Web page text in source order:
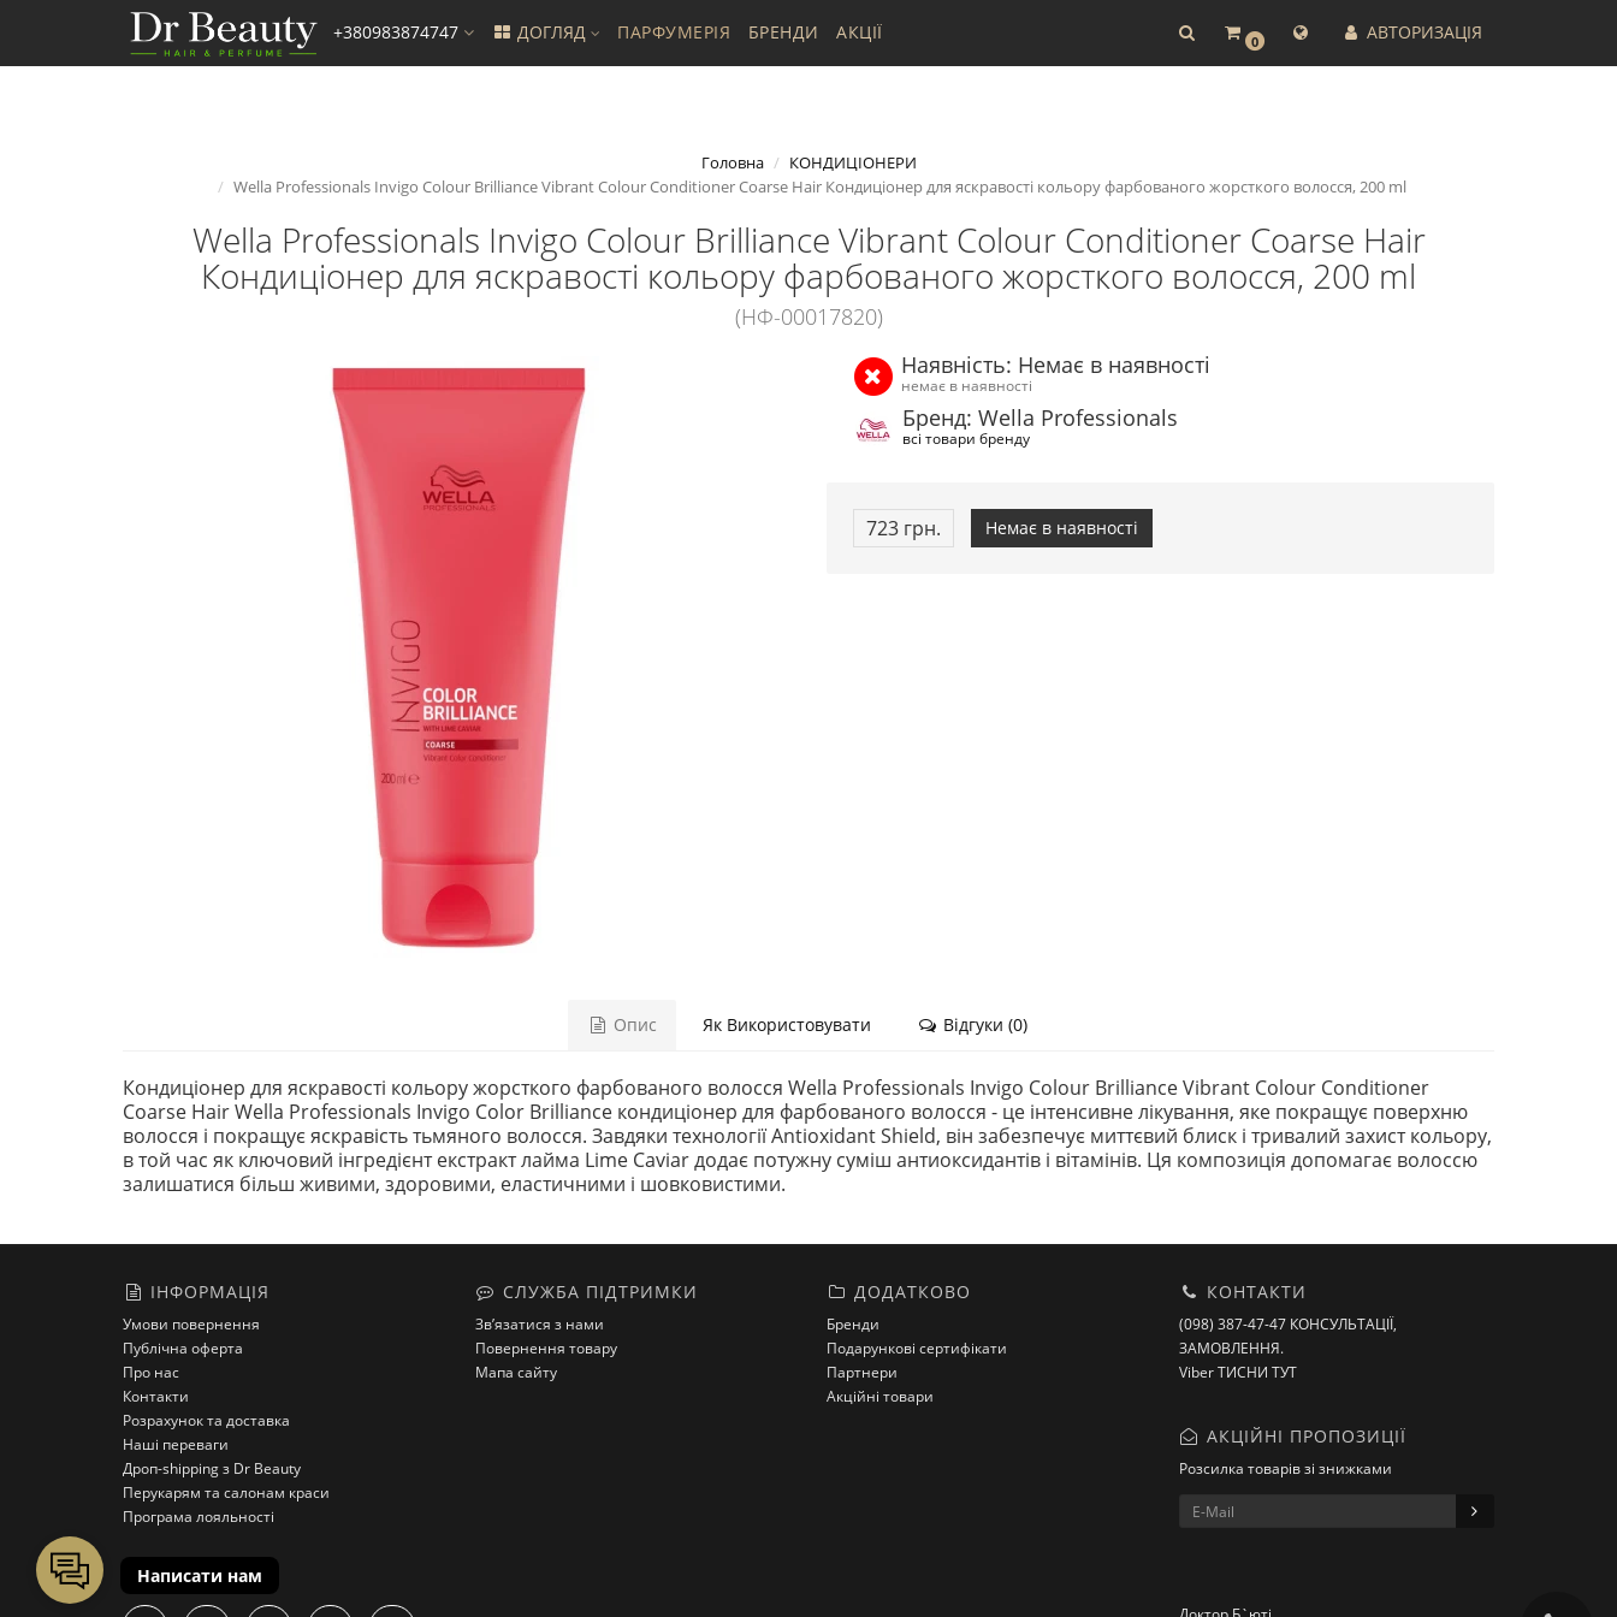
0 АВТОРИЗАЦІЯ
+380983874747 ДОГЛЯД ПАРФУМЕРІЯ БРЕНДИ АКЦІЇ
Головна
КОНДИЦІОНЕРИ
Wella Professionals Invigo Colour Brilliance Vibrant Colour Conditioner Coarse Hair Кондиціонер для яскравості кольору фарбованого жорсткого волосся, 200 ml
Wella Professionals Invigo Colour Brilliance Vibrant Colour Conditioner Coarse Hair
Кондиціонер для яскравості кольору фарбованого жорсткого волосся, 200 ml
(НФ-00017820)
Наявність: Немає в наявності
немає в наявності
Бренд: Wella Professionals
всі товари бренду
723 грн. Немає в наявності
Опис Як Використовувати Відгуки (0)
Кондиціонер для яскравості кольору жорсткого фарбованого волосся Wella Professionals Invigo Colour Brilliance Vibrant Colour Conditioner
Coarse Hair Wella Professionals Invigo Color Brilliance кондиціонер для фарбованого волосся - це інтенсивне лікування, яке покращує поверхню
волосся і покращує яскравість тьмяного волосся. Завдяки технології Antioxidant Shield, він забезпечує миттєвий блиск і тривалий захист кольору,
в той час як ключовий інгредієнт екстракт лайма Lime Caviar додає потужну суміш антиоксидантів і вітамінів. Ця композиція допомагає волоссю
залишатися більш живими, здоровими, еластичними і шовковистими.
ІНФОРМАЦІЯ
Умови повернення
Публічна оферта
Про нас
Контакти
Розрахунок та доставка
Наші переваги
Дроп-shipping з Dr Beauty
Перукарям та салонам краси
Програма лояльності
СЛУЖБА ПІДТРИМКИ
Зв’язатися з нами
Повернення товару
Мапа сайту
ДОДАТКОВО
Бренди
Подарункові сертифікати
Партнери
Акційні товари
КОНТАКТИ
(098) 387-47-47 КОНСУЛЬТАЦІЇ,
ЗАМОВЛЕННЯ.
Viber ТИСНИ ТУТ
АКЦІЙНІ ПРОПОЗИЦІЇ
Розсилка товарів зі знижками